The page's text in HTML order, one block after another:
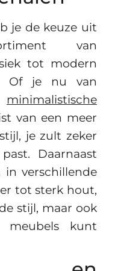
je de keuze uit
van
tot modern
Of je nu van
minimalistische
van een meer
je zult zeker
Daarnaast
in verschillende
tot sterk hout,
stijl, maar ook
kunt